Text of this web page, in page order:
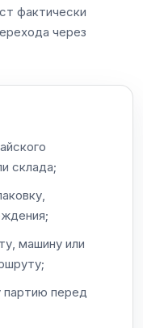
фактически
через
склада;
машину или
партию перед